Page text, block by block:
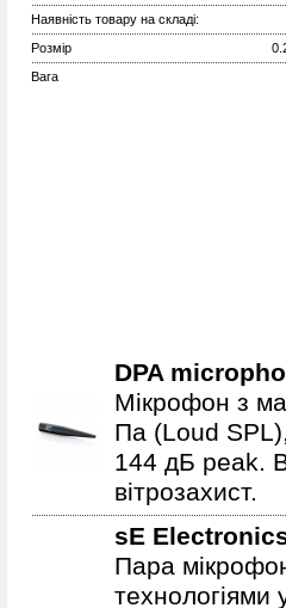
Наявність товару на складі:
Розмір
Вага
DPA
Мікрофон з
Па (Loud
144 дБ peak. В
вітрозахист.
sE
Пара
технологіями